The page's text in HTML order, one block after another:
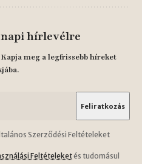
hírlevélre
meg a legfrissebb híreket
Szerződési Feltételeket
Feltételeketés tudomásul